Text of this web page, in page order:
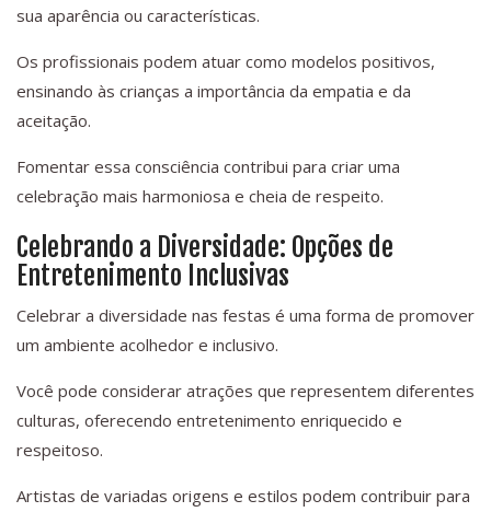
sua aparência ou características.
Os profissionais podem atuar como modelos positivos,
ensinando às crianças a importância da empatia e da
aceitação.
Fomentar essa consciência contribui para criar uma
celebração mais harmoniosa e cheia de respeito.
Celebrando a Diversidade: Opções de
Entretenimento Inclusivas
Celebrar a diversidade nas festas é uma forma de promover
um ambiente acolhedor e inclusivo.
Você pode considerar atrações que representem diferentes
culturas, oferecendo entretenimento enriquecido e
respeitoso.
Artistas de variadas origens e estilos podem contribuir para